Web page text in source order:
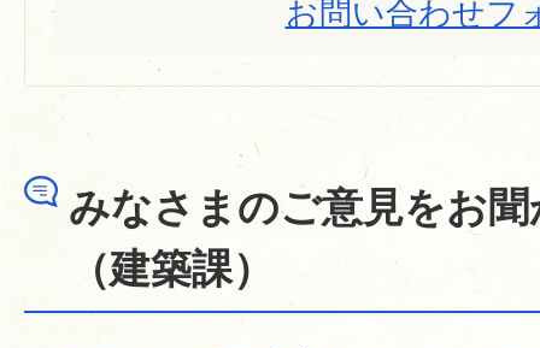
お問い合わせフ
みなさまのご意見をお
（建築課）